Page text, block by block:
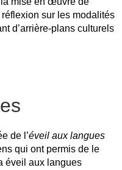
sur les modalités
d’arrière-plans culturels
de l’éveil aux langues
qui ont permis de le
éveil aux langues